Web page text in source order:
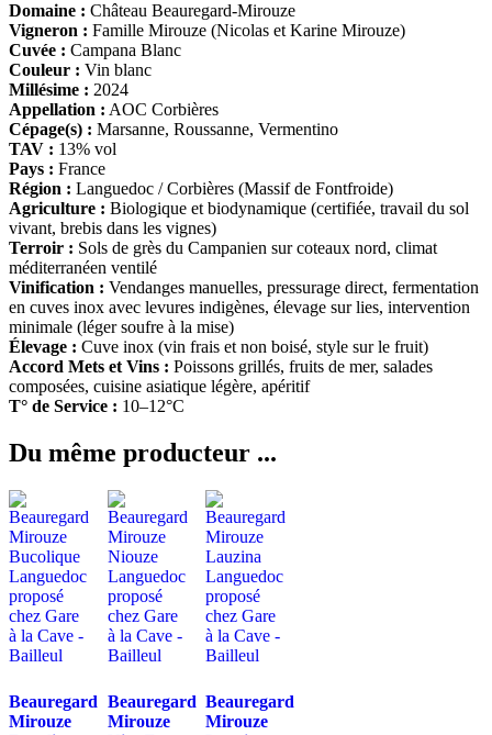
Domaine : Château Beauregard-Mirouze
Vigneron : Famille Mirouze (Nicolas et Karine Mirouze)
Cuvée : Campana Blanc
Couleur : Vin blanc
Millésime : 2024
Appellation : AOC Corbières
Cépage(s) : Marsanne, Roussanne, Vermentino
TAV : 13% vol
Pays : France
Région : Languedoc / Corbières (Massif de Fontfroide)
Agriculture : Biologique et biodynamique (certifiée, travail du sol
vivant, brebis dans les vignes)
Terroir : Sols de grès du Campanien sur coteaux nord, climat
méditerranéen ventilé
Vinification : Vendanges manuelles, pressurage direct, fermentation
en cuves inox avec levures indigènes, élevage sur lies, intervention
minimale (léger soufre à la mise)
Élevage : Cuve inox (vin frais et non boisé, style sur le fruit)
Accord Mets et Vins : Poissons grillés, fruits de mer, salades
composées, cuisine asiatique légère, apéritif
T° de Service : 10–12°C
Du même producteur ...
Beauregard
Mirouze
Beauregard
Mirouze
Beauregard
Mirouze